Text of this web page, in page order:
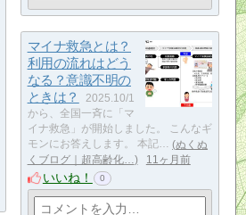
マイナ救急とは？
利用の流れはどう
なる？意識不明の
ときは？
2025.10/1
から、全国一斉に「マ
イナ救急」が開始しました。 こんなギ
モンにお答えします。 本記…
ぬくぬ
くブログ｜超高齢化…
11ヶ月前
いいね！ 0